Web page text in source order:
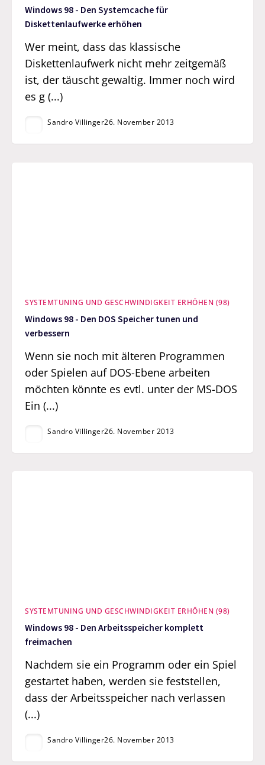
Windows 98 - Den Systemcache für
Diskettenlaufwerke erhöhen
Wer meint, dass das klassische
Diskettenlaufwerk nicht mehr zeitgemäß
ist, der täuscht gewaltig. Immer noch wird
es g (...)
Sandro Villinger26. November 2013
SYSTEMTUNING UND GESCHWINDIGKEIT ERHÖHEN (98)
Windows 98 - Den DOS Speicher tunen und
verbessern
Wenn sie noch mit älteren Programmen
oder Spielen auf DOS-Ebene arbeiten
möchten könnte es evtl. unter der MS-DOS
Ein (...)
Sandro Villinger26. November 2013
SYSTEMTUNING UND GESCHWINDIGKEIT ERHÖHEN (98)
Windows 98 - Den Arbeitsspeicher komplett
freimachen
Nachdem sie ein Programm oder ein Spiel
gestartet haben, werden sie feststellen,
dass der Arbeitsspeicher nach verlassen
(...)
Sandro Villinger26. November 2013